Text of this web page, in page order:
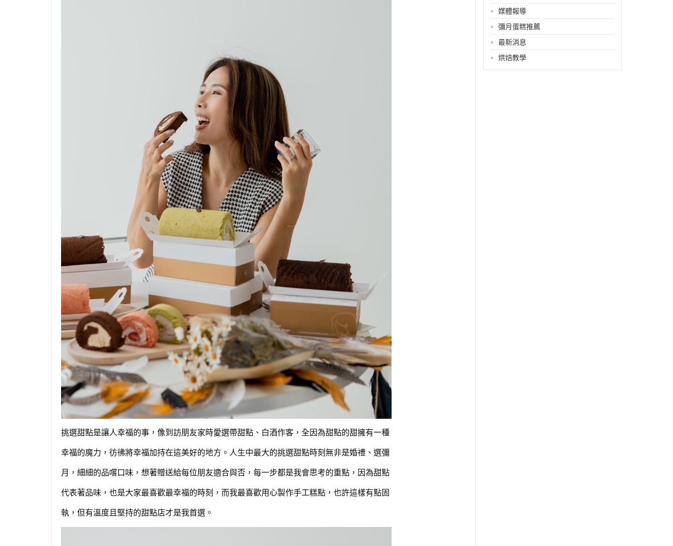
挑選甜點是讓人幸福的事，像到訪朋友家時愛選帶甜點、白酒作客，全因為甜點的甜擁有一種
幸福的魔力，彷彿將幸福加持在這美好的地方。人生中最大的挑選甜點時刻無非是婚禮、選彌
月，細細的品嚐口味，想著贈送給每位朋友適合與否，每一步都是我會思考的重點，因為甜點
代表著品味，也是大家最喜歡最幸福的時刻，而我最喜歡用心製作手工糕點，也許這樣有點固
執，但有溫度且堅持的甜點店才是我首選。
媒體報導
彌月蛋糕推薦
最新消息
烘焙教學